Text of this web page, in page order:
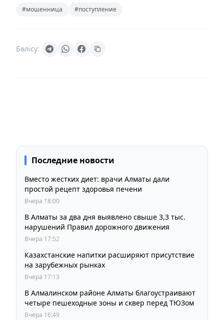
#мошенница #поступление
Бөлісу:
Последние новости
Вместо жестких диет: врачи Алматы дали
Вчера 18:00
В Алматы за два дня выявлено свыше 3,3 тыс.
нарушений Правил дорожного движения
Вчера 17:52
Казахстанские напитки расширяют присутствие
на зарубежных рынках
Вчера 17:13
В Алмалинском районе Алматы благоустраивают
четыре пешеходные зоны и сквер перед ТЮЗом
Вчера 16:49